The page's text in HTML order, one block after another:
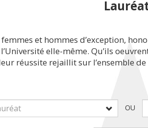
et hommes d’exception,
elle-même. Qu’ils
réussite rejaillit sur l’ensemble
OU